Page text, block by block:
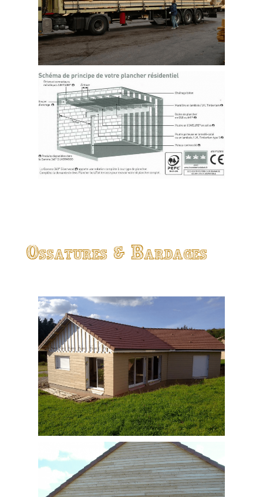
Ossatures & Bardages